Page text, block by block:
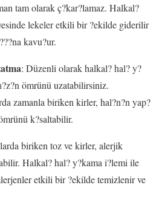
tam olarak ç?kar?lamaz. Halkal?
lekeler etkili bir ?ekilde giderilir
kavu?ur.
: Düzenli olarak halkal? hal? y?
ömrünü uzatabilirsiniz.
zamanla biriken kirler, hal?n?n yap?
k?saltabilir.
biriken toz ve kirler, alerjik
Halkal? hal? y?kama i?lemi ile
etkili bir ?ekilde temizlenir ve